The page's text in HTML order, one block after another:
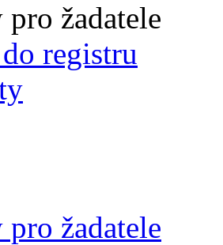
žadatele
registru
žadatele